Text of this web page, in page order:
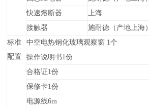
快速熔断器
上海
接触器
施耐德（产地上海）
标准
配置
中空电热钢化玻璃观察窗 1个
操作说明书1份
合格证1份
保修卡1份
电源线6m